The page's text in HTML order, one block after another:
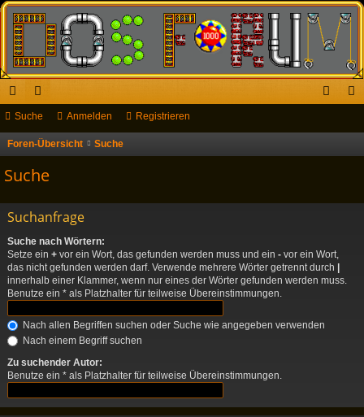
ch
ne
riff
or
en
Suche Anmelden Registrieren
Foren-Übersicht Suche
Suche
Suchanfrage
Suche nach Wörtern:
Setze ein + vor ein Wort, das gefunden werden muss und ein - vor ein Wort,
das nicht gefunden werden darf. Verwende mehrere Wörter getrennt durch
innerhalb einer Klammer, wenn nur eines der Wörter gefunden werden muss.
Benutze ein * als Platzhalter für teilweise Übereinstimmungen.
Nach allen Begriffen suchen oder Suche wie angegeben verwenden
Nach einem Begriff suchen
Zu suchender Autor:
Benutze ein * als Platzhalter für teilweise Übereinstimmungen.